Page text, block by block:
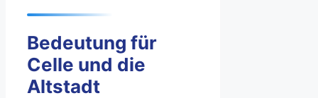
Bedeutung für
Celle und die
Altstadt